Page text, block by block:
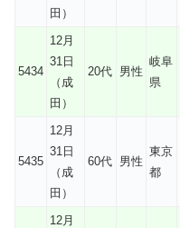
田）
5434
12月
31日
（成
田）
20代 男性
岐阜
県
5435
12月
31日
（成
田）
60代 男性
東京
都
12月